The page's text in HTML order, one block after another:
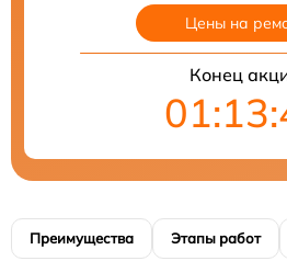
Цены на
Конец
Преимущества Этапы работ